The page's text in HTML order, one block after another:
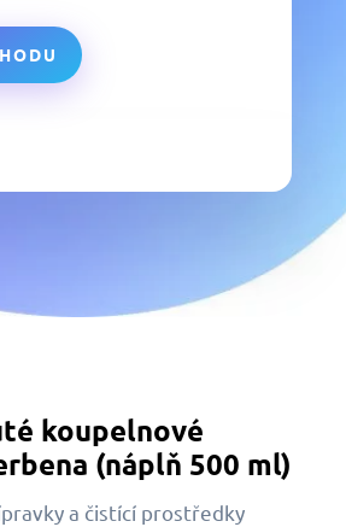
koupelnové
(náplň 500 ml)
a čistící prostředky